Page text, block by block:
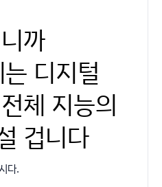
까
디지털
체 지능의
겁니다
다.